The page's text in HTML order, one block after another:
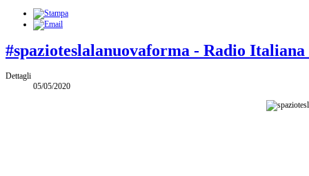
#spazioteslalanuovaforma - Radio
Dettagli
05/05/2020